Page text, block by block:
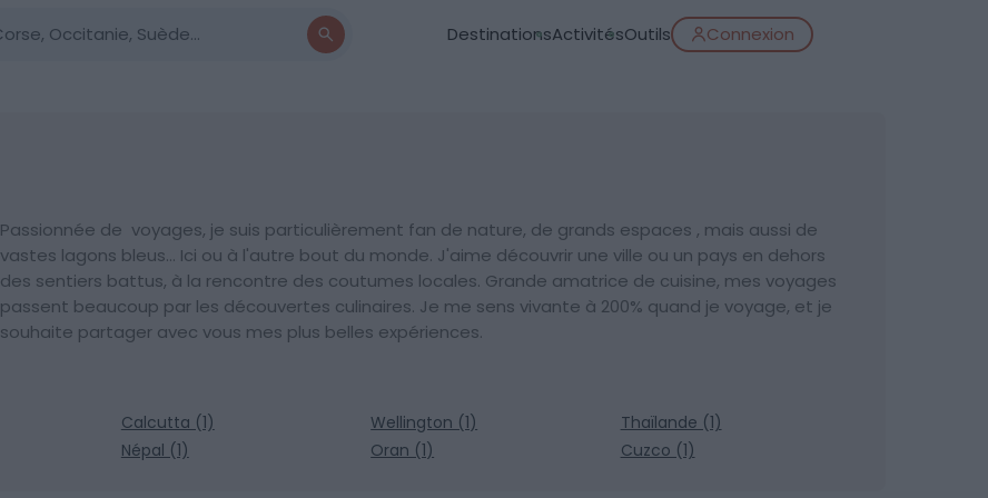
DestinationsActivitésOutils Connexion
Passionnée de voyages, je suis particulièrement fan de nature, de grands espaces , mais aussi de
vastes lagons bleus... Ici ou à l'autre bout du monde. J'aime découvrir une ville ou un pays en dehors
des sentiers battus, à la rencontre des coutumes locales. Grande amatrice de cuisine, mes voyages
passent beaucoup par les découvertes culinaires. Je me sens vivante à 200% quand je voyage, et je
souhaite partager avec vous mes plus belles expériences.
Calcutta (1) Wellington (1)
Thaïlande (1)
Népal (1) Oran (1) Cuzco (1)